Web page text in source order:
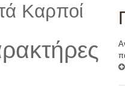
Καρποί